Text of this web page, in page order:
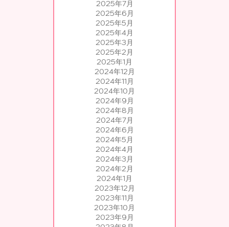
2025年7月
2025年6月
2025年5月
2025年4月
2025年3月
2025年2月
2025年1月
2024年12月
2024年11月
2024年10月
2024年9月
2024年8月
2024年7月
2024年6月
2024年5月
2024年4月
2024年3月
2024年2月
2024年1月
2023年12月
2023年11月
2023年10月
2023年9月